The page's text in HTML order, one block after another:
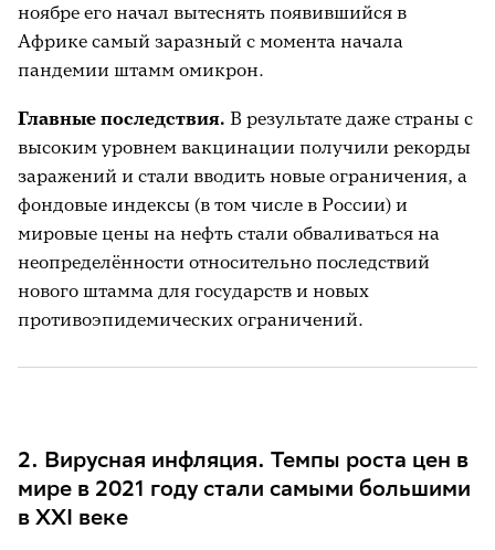
ноябре его начал вытеснять появившийся в
Африке самый заразный с момента начала
пандемии штамм омикрон.
Главные последствия. В результате даже страны с
высоким уровнем вакцинации получили рекорды
заражений и стали вводить новые ограничения, а
фондовые индексы (в том числе в России) и
мировые цены на нефть стали обваливаться на
неопределённости относительно последствий
нового штамма для государств и новых
противоэпидемических ограничений.
2. Вирусная инфляция. Темпы роста цен в
мире в 2021 году стали самыми большими
в ХХI веке